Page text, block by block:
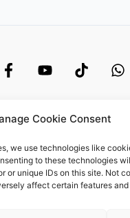
Cookie Consent
we use technologies like
to these technologies
or unique IDs on this site. Not
affect certain features